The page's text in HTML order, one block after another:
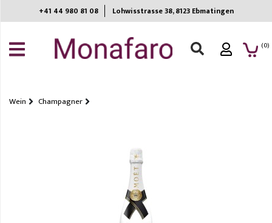
+41 44 980 81 08 Lohwisstrasse 38, 8123 Ebmatingen​
(0)
ANMELDEN
REGISTRIEREN
Wein
Wein Champagner